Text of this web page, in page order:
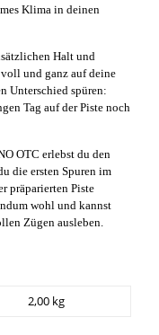
Klima in deinen
Halt und
und ganz auf deine
Unterschied spüren:
Tag auf der Piste noch
OTC erlebst du den
die ersten Spuren im
präparierten Piste
wohl und kannst
Zügen ausleben.
2,00 kg